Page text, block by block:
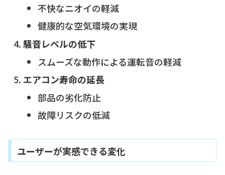
不快なニオイの軽減
健康的な空気環境の実現
騒音レベルの低下
スムーズな動作による運転音の軽減
エアコン寿命の延長
部品の劣化防止
故障リスクの低減
ユーザーが実感できる変化